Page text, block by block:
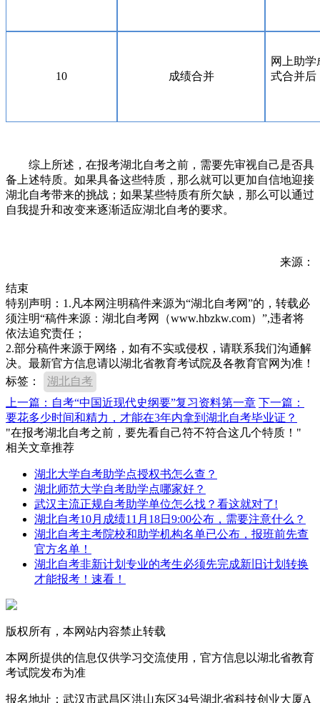
10 成绩合并
网上助
式合并后
综上所述，在报考湖北自考之前，需要先审视自己是否具
备上述特质。如果具备这些特质，那么就可以更加自信地迎接
湖北自考带来的挑战；如果某些特质有所欠缺，那么可以通过
自我提升和改变来逐渐适应湖北自考的要求。
来源：
结束
特别声明：1.凡本网注明稿件来源为“湖北自考网”的，转载必
须注明“稿件来源：湖北自考网（www.hbzkw.com）”,违者将
依法追究责任；
2.部分稿件来源于网络，如有不实或侵权，请联系我们沟通解
决。最新官方信息请以湖北省教育考试院及各教育官网为准！
标签：
湖北自考
上一篇：自考“中国近现代史纲要”复习资料第一章 下一篇：
要花多少时间和精力，才能在3年内拿到湖北自考毕业证？
"在报考湖北自考之前，要先看自己符不符合这几个特质！"
相关文章推荐
湖北大学自考助学点授权书怎么查？
湖北师范大学自考助学点哪家好？
武汉主流正规自考助学单位怎么找？看这就对了!
湖北自考10月成绩11月18日9:00公布，需要注意什么？
湖北自考主考院校和助学机构名单已公布，报班前先查
官方名单！
湖北自考非新计划专业的考生必须先完成新旧计划转换
才能报考！速看！
版权所有，本网站内容禁止转载
本网所提供的信息仅供学习交流使用，官方信息以湖北省教育
考试院发布为准
报名地址：武汉市武昌区洪山东区34号湖北省科技创业大厦A